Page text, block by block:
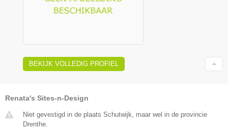
BEKIJK VOLLEDIG PROFIEL
Renata's Sites-n-Design
Niet gevestigd in de plaats Schutwijk, maar wel in de provincie
Drenthe.